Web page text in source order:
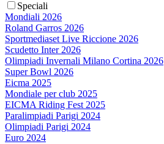
Speciali
Mondiali 2026
Roland Garros 2026
Sportmediaset Live Riccione 2026
Scudetto Inter 2026
Olimpiadi Invernali Milano Cortina 2026
Super Bowl 2026
Eicma 2025
Mondiale per club 2025
EICMA Riding Fest 2025
Paralimpiadi Parigi 2024
Olimpiadi Parigi 2024
Euro 2024